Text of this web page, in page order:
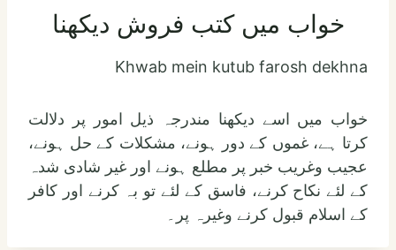
خواب میں کتب فروش دیکھنا
Khwab mein kutub farosh dekhna
خواب میں اسے دیکھنا مندرجہ ذیل امور پر دلالت
کرتا ہے، غموں کے دور ہونے، مشکلات کے حل ہونے،
عجیب وغریب خبر پر مطلع ہونے اور غیر شادی شدہ
کے لئے نکاح کرنے، فاسق کے لئے تو بہ کرنے اور کافر
کے اسلام قبول کرنے وغیرہ پر۔